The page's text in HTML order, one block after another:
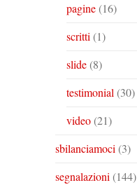
pagine(16)
scritti (1)
slide(8)
testimonial (30)
video(21)
sbilanciamoci (3)
segnalazioni (144)